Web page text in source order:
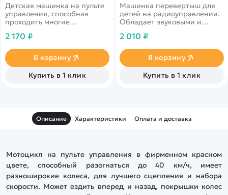
Детская машинка на пульте
управления, способная
проходить многие
вставать назад на колеса
Имеет хорошую степень
влагозащиты и способна
работать без подзарядки до
15 минут.
2 170 ₽
В корзину
Купить в 1 клик
Машинка перевертыш для
детей на радиоуправлении.
Обладает звуковыми и
машинке установлен
работает за счет залитой
воды. Ребенок может играть
в эту машинку до 15 минут.
2 010 ₽
В корзину
Купить в 1 клик
Описание Характеристики Оплата и доставка
Мотоцикл на пульте управления в фирменном красном
цвете, способный разогнаться до 40 км/ч, имеет
разноширокие колеса, для лучшего сцепления и набора
скорости. Может ездить вперед и назад, покрышки колес